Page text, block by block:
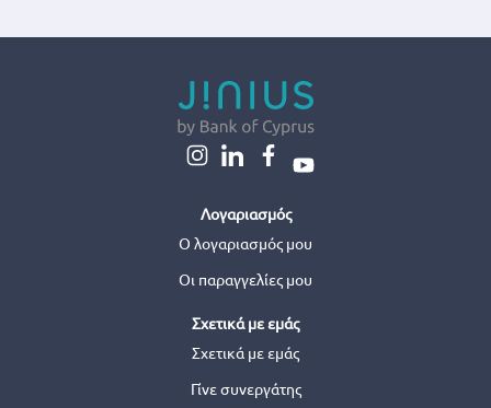
Λογαριασμός
Ο λογαριασμός μου
Οι παραγγελίες μου
Σχετικά με εμάς
Σχετικά με εμάς
Γίνε συνεργάτης